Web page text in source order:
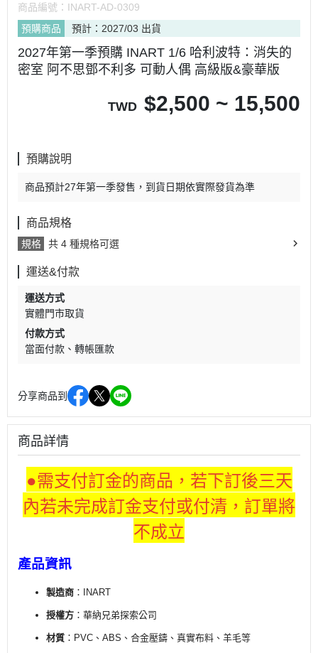
商品編號： INART-AD-0309
預購商品
預計：2027/03 出貨
2027年第一季預購 INART 1/6 哈利波特：消失的
密室 阿不思鄧不利多 可動人偶 高級版&豪華版
TWD $2,500 ~ 15,500
預購說明
商品預計27年第一季發售，到貨日期依實際發貨為準
商品規格
規格 共 4 種規格可選
運送&付款
運送方式
實體門市取貨
付款方式
當面付款
轉帳匯款
分享商品到
商品詳情
●需支付訂金的商品，若下訂後三天
內若未完成訂金支付或付清，訂單將
不成立
產品資訊
製造商 ：INART
授權方 ：華納兄弟探索公司
材質 ：PVC、ABS、合金壓鑄、真實布料、羊毛等